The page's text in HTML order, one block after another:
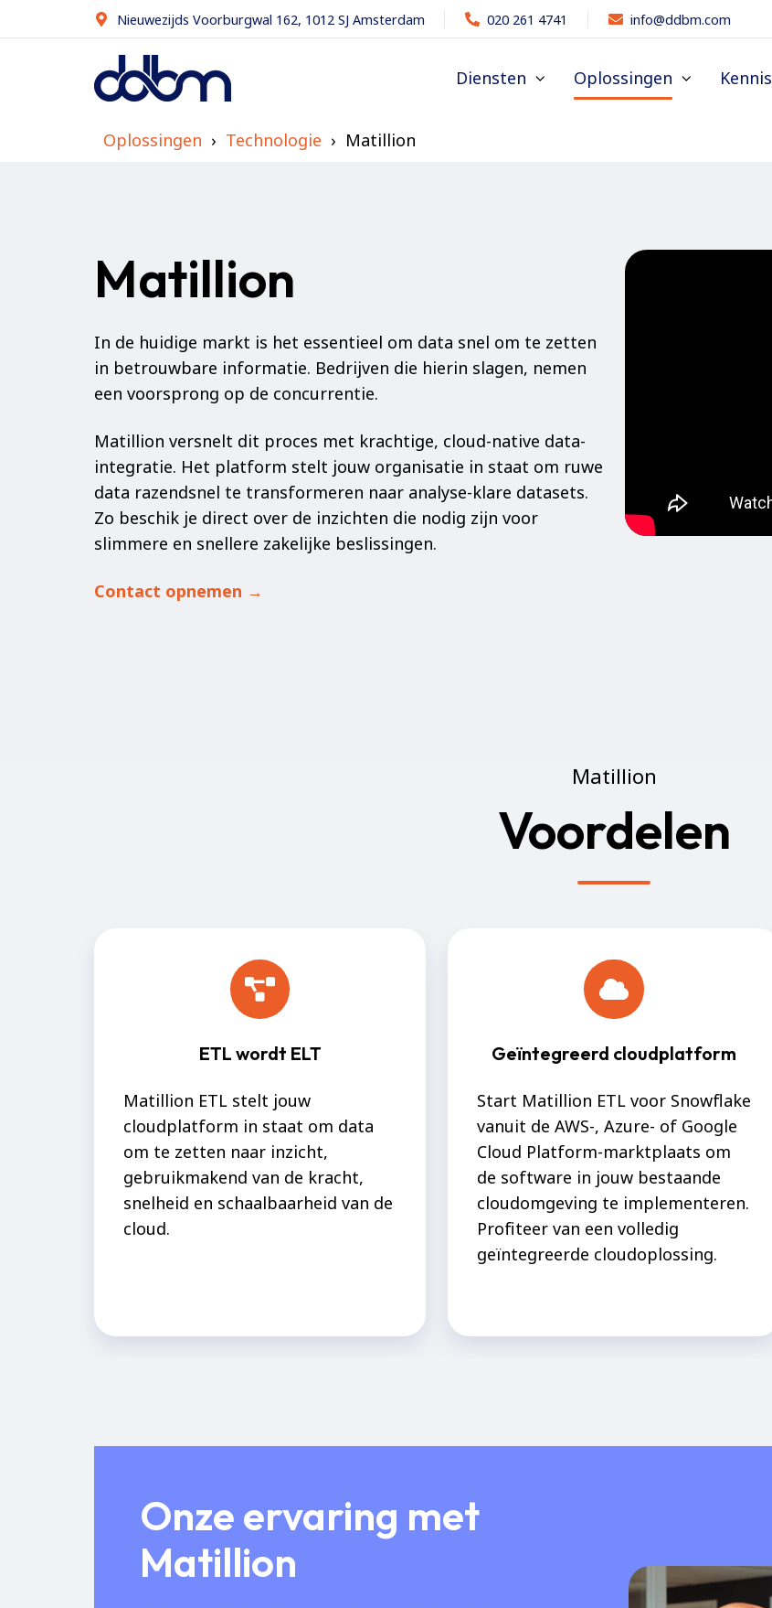
Nieuwezijds Voorburgwal 162, 1012 SJ Amsterdam 020 261 4741 info@ddbm.com
Diensten Oplossingen Kennis
Oplossingen Technologie Matillion
Matillion
In de huidige markt is het essentieel om data snel om te zetten
in betrouwbare informatie. Bedrijven die hierin slagen, nemen
een voorsprong op de concurrentie.
Matillion versnelt dit proces met krachtige, cloud-native data-
integratie. Het platform stelt jouw organisatie in staat om ruwe
data razendsnel te transformeren naar analyse-klare datasets.
Zo beschik je direct over de inzichten die nodig zijn voor
slimmere en snellere zakelijke beslissingen.
Contact opnemen →
Matillion
Voordelen
ETL wordt ELT
Matillion ETL stelt jouw
cloudplatform in staat om data
om te zetten naar inzicht,
gebruikmakend van de kracht,
snelheid en schaalbaarheid van de
cloud.
Geïntegreerd cloudplatform
Start Matillion ETL voor Snowflake
vanuit de AWS-, Azure- of Google
Cloud Platform-marktplaats om
de software in jouw bestaande
cloudomgeving te implementeren.
Profiteer van een volledig
geïntegreerde cloudoplossing.
Onze ervaring met
Matillion